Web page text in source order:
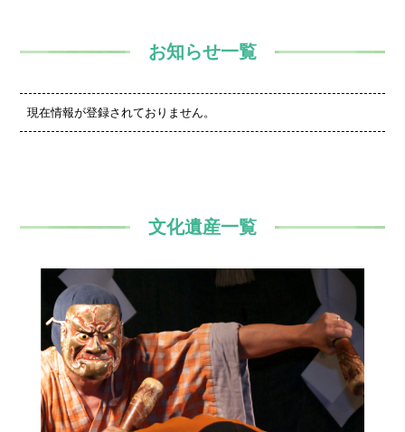
お知らせ一覧
現在情報が登録されておりません。
文化遺産一覧